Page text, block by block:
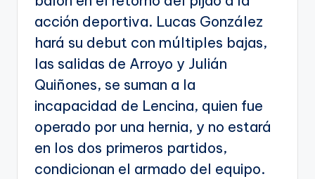
acción deportiva. Lucas González
hará su debut con múltiples bajas,
las salidas de Arroyo y Julián
Quiñones, se suman a la
incapacidad de Lencina, quien fue
operado por una hernia, y no estará
en los dos primeros partidos,
condicionan el armado del equipo.